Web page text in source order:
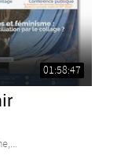
01:58:47